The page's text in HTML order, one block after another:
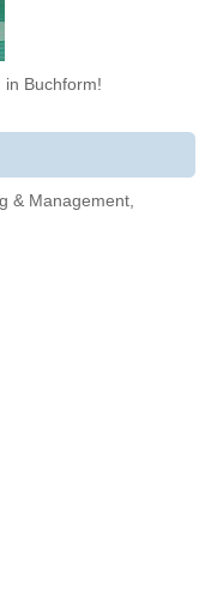
in Buchform!
& Management,